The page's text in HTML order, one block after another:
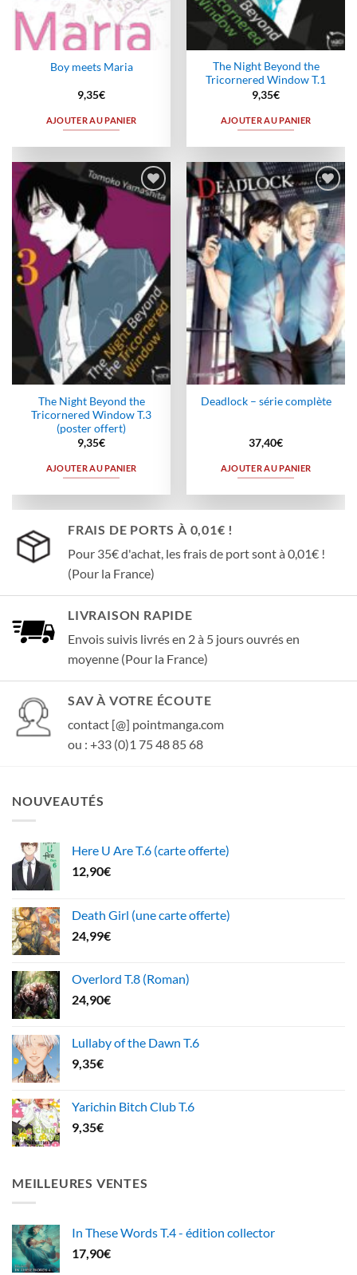
Boy meets Maria
9,35€
AJOUTER AU PANIER
The Night Beyond the
Tricornered Window T.1
9,35€
AJOUTER AU PANIER
Ajouter
The Night Beyond the
Tricornered Window T.3
(poster offert)
9,35€
AJOUTER AU PANIER
Ajouter
à la
wishlist
Deadlock – série complète
37,40€
AJOUTER AU PANIER
FRAIS DE PORTS À 0,01€ !
Pour 35€ d'achat, les frais de port sont à 0,01€ !
(Pour la France)
LIVRAISON RAPIDE
Envois suivis livrés en 2 à 5 jours ouvrés en
moyenne (Pour la France)
SAV À VOTRE ÉCOUTE
contact [@] pointmanga.com
ou : +33 (0)1 75 48 85 68
NOUVEAUTÉS
Here U Are T.6 (carte offerte)
12,90€
Death Girl (une carte offerte)
24,99€
Overlord T.8 (Roman)
24,90€
Lullaby of the Dawn T.6
9,35€
Yarichin Bitch Club T.6
9,35€
MEILLEURES VENTES
In These Words T.4 - édition collector
17,90€